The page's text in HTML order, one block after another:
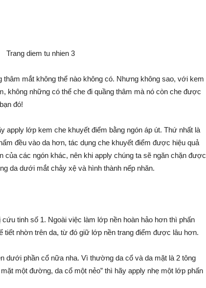
mắt không thể nào không có. Nhưng không sao, với kem
không những có thể che đi quầng thâm mà nó còn che được
đó!
apply lớp kem che khuyết điểm bằng ngón áp út. Thứ nhất là
đều vào da hơn, tác dụng che khuyết điểm được hiệu quả
của các ngón khác, nên khi apply chúng ta sẽ ngăn chặn được
da dưới mắt chảy xệ và hình thành nếp nhăn.
tinh số 1. Ngoài việc làm lớp nền hoàn hảo hơn thì phấn
tiết nhờn trên da, từ đó giữ lớp nền trang điểm được lâu hơn.
dưới phần cổ nữa nha. Vì thường da cổ và da mặt là 2 tông
một đường, da cổ một nẻo” thì hãy apply nhẹ một lớp phấn